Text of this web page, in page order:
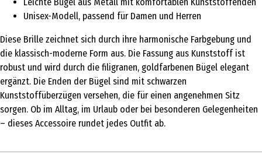
Unisex-Modell, passend für Damen und Herren
Diese Brille zeichnet sich durch ihre harmonische Farbgebung und
die klassisch-moderne Form aus. Die Fassung aus Kunststoff ist
robust und wird durch die filigranen, goldfarbenen Bügel elegant
ergänzt. Die Enden der Bügel sind mit schwarzen
Kunststoffüberzügen versehen, die für einen angenehmen Sitz
sorgen. Ob im Alltag, im Urlaub oder bei besonderen Gelegenheiten
– dieses Accessoire rundet jedes Outfit ab.